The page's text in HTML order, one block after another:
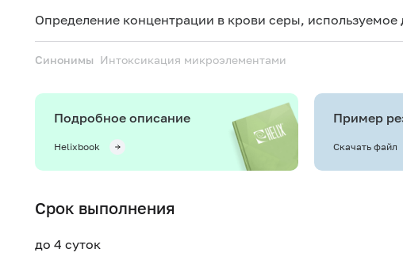
Определение концентрации в крови серы,
Синонимы Интоксикация микроэлементами
Подробное описание
Helixbook
Пример
Скачать файл
Срок выполнения
до 4 суток